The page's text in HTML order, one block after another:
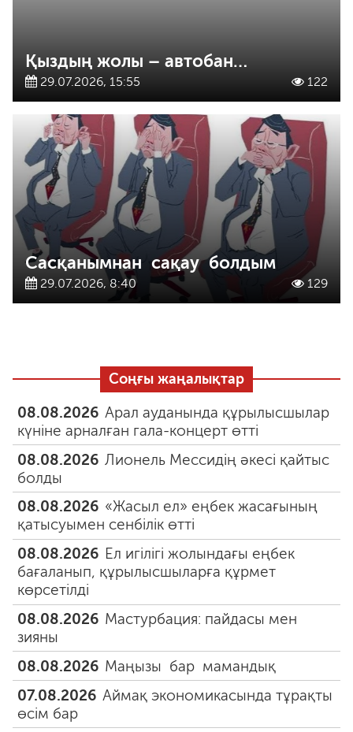
Қыздың жолы – автобан…
29.07.2026, 15:55 122
Сасқанымнан сақау болдым
29.07.2026, 8:40 129
Соңғы жаңалықтар
08.08.2026 Арал ауданында құрылысшылар
күніне арналған гала-концерт өтті
08.08.2026 Лионель Мессидің әкесі қайтыс
болды
08.08.2026 «Жасыл ел» еңбек жасағының
қатысуымен сенбілік өтті
08.08.2026 Ел игілігі жолындағы еңбек
бағаланып, құрылысшыларға құрмет
көрсетілді
08.08.2026 Мастурбация: пайдасы мен
зияны
08.08.2026 Маңызы бар мамандық
07.08.2026 Аймақ экономикасында тұрақты
өсім бар